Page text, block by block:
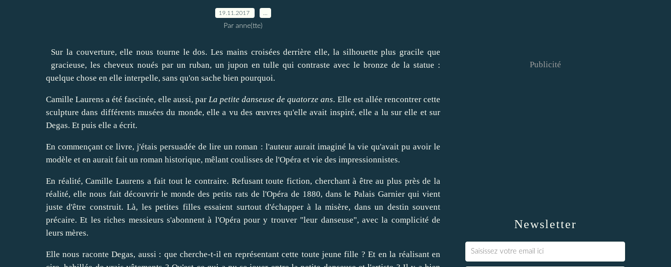
19.11.2017
Par anne(tte)
Sur la couverture, elle nous tourne le dos. Les mains croisées derrière elle, la silhouette plus gracile que
gracieuse, les cheveux noués par un ruban, un jupon en tulle qui contraste avec le bronze de la statue :
quelque chose en elle interpelle, sans qu'on sache bien pourquoi.
Camille Laurens a été fascinée, elle aussi, par La petite danseuse de quatorze ans. Elle est allée rencontrer cette
sculpture dans différents musées du monde, elle a vu des œuvres qu'elle avait inspiré, elle a lu sur elle et sur
Degas. Et puis elle a écrit.
En commençant ce livre, j'étais persuadée de lire un roman : l'auteur aurait imaginé la vie qu'avait pu avoir le
modèle et en aurait fait un roman historique, mêlant coulisses de l'Opéra et vie des impressionnistes.
En réalité, Camille Laurens a fait tout le contraire. Refusant toute fiction, cherchant à être au plus près de la
réalité, elle nous fait découvrir le monde des petits rats de l'Opéra de 1880, dans le Palais Garnier qui vient
juste d'être construit. Là, les petites filles essaient surtout d'échapper à la misère, dans un destin souvent
précaire. Et les riches messieurs s'abonnent à l'Opéra pour y trouver "leur danseuse", avec la complicité de
leurs mères.
Elle nous raconte Degas, aussi : que cherche-t-il en représentant cette toute jeune fille ? Et en la réalisant en
Newsletter
Publicité